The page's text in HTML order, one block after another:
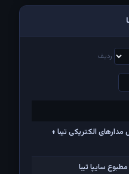
ردیف
الکتریکی تیبا +
سایپا تیبا